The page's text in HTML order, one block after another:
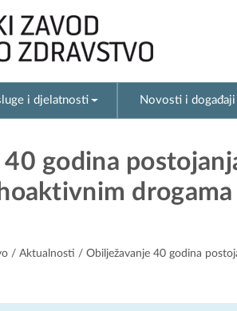
i djelatnosti Novosti i događaji
godina
/ Aktualnosti / Obilježavanje 40 godina